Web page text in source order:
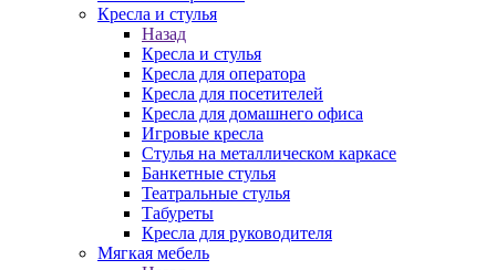
Кресла и стулья
Назад
Кресла и стулья
Кресла для оператора
Кресла для посетителей
Кресла для домашнего офиса
Игровые кресла
Стулья на металлическом каркасе
Банкетные стулья
Театральные стулья
Табуреты
Кресла для руководителя
Мягкая мебель